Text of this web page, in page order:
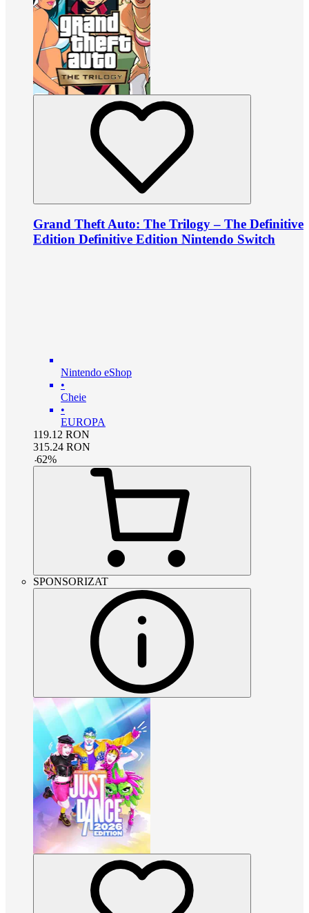
Grand Theft Auto: The Trilogy – The Definitive
Edition Definitive Edition Nintendo Switch
Nintendo eShop
•
Cheie
•
EUROPA
119.12 RON
315.24 RON
-62%
SPONSORIZAT